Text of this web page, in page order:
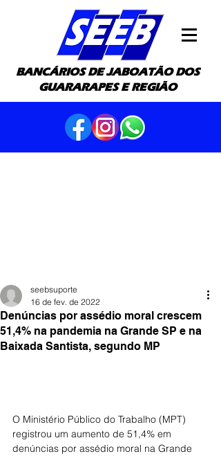
BANCÁRIOS DE JABOATÃO DOS
GUARARAPES E REGIÃO
Denúncias por assédio moral crescem
51,4% na pandemia na Grande SP e na
Baixada Santista, segundo MP
seebsuporte
16 de fev. de 2022
O Ministério Público do Trabalho (MPT)
registrou um aumento de 51,4% em
denúncias por assédio moral na Grande